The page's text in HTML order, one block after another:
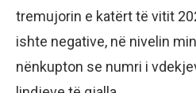
tremujorin e katërt të vitit
ishte negative, në nivelin
nënkupton se numri i